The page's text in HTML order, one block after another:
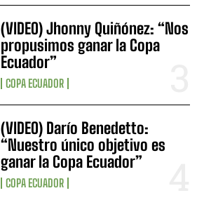
(VIDEO) Jhonny Quiñónez: “Nos
propusimos ganar la Copa
Ecuador”
COPA ECUADOR
(VIDEO) Darío Benedetto:
“Nuestro único objetivo es
ganar la Copa Ecuador”
COPA ECUADOR